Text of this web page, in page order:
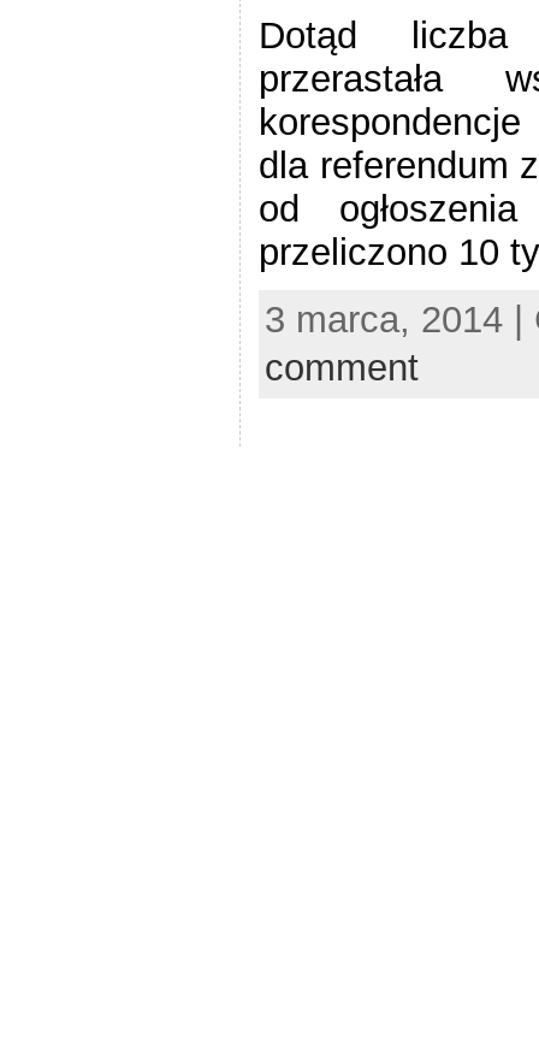
Dotąd liczba
przerastała
dla referendum
od
przeliczono 10
3 marca, 2014
comment